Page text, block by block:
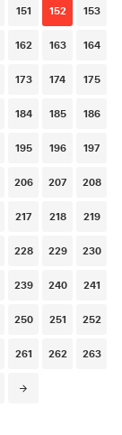
151 152 153
162 163 164
173 174 175
184 185 186
195 196 197
206 207 208
217 218 219
228 229 230
239 240 241
250 251 252
261 262 263